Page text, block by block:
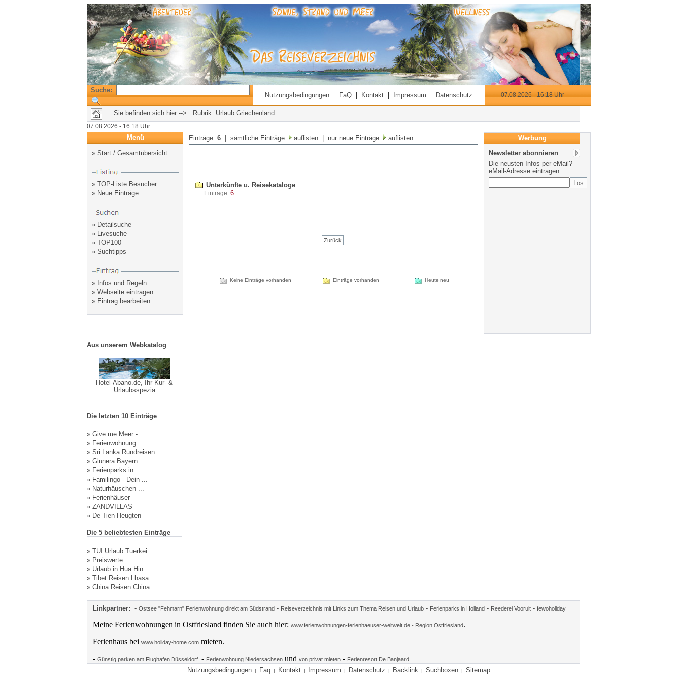
Suche:
Nutzungsbedingungen| FaQ| Kontakt| Impressum | Datenschutz 07.08.2026 - 16:18 Uhr
Sie befinden sich hier --> Rubrik: Urlaub Griechenland
07.08.2026 - 16:18 Uhr
Menü
» Start / Gesamtübersicht
» TOP-Liste Besucher
» Neue Einträge
» Detailsuche
» Livesuche
» TOP100
» Suchtipps
»
Infos und Regeln
» Webseite eintragen
» Eintrag bearbeiten
Aus unserem Webkatalog
Hotel-Abano.de, Ihr Kur- &
Urlaubsspezia
Die letzten 10 Einträge
» Give me Meer - ...
» Ferienwohnung ...
» Sri Lanka Rundreisen
» Glunera Bayern
» Ferienparks in ...
» Familingo - Dein ...
» Naturhäuschen ...
» Ferienhäuser
» ZANDVILLAS
» De Tien Heugten
Die 5 beliebtesten Einträge
» TUI Urlaub Tuerkei
» Preiswerte ...
» Urlaub in Hua Hin
» Tibet Reisen Lhasa ...
» China Reisen China ...
Einträge: 6| sämtliche Einträge auflisten| nur neue Einträge auflisten
Unterkünfte u. Reisekataloge
Einträge: 6
Zurück
Keine Einträge vorhanden Einträge vorhanden Heute neu
Werbung
Newsletter abonnieren
Die neusten Infos per eMail?
eMail-Adresse eintragen...
Linkpartner: - Ostsee "Fehmarn" Ferienwohnung direkt am Südstrand- Reiseverzeichnis mit Links zum Thema Reisen und Urlaub- Ferienparks in Holland- Reederei Vooruit- fewoholiday
Meine Ferienwohnungen in Ostfriesland finden Sie auch hier: www.ferienwohnungen-ferienhaeuser-weltweit.de - Region Ostfriesland.
Ferienhaus bei www.holiday-home.commieten.
- Günstig parken am Flughafen Düsseldorf. - Ferienwohnung Niedersachsenund von privat mieten- Ferienresort De Banjaard
Nutzungsbedingungen| Faq| Kontakt| Impressum | Datenschutz | Backlink | Suchboxen| Sitemap